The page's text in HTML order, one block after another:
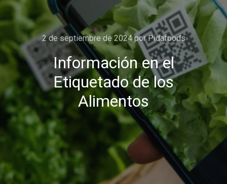
2 de septiembre de 2024porPidafoods
Información en el
Etiquetado de los
Alimentos